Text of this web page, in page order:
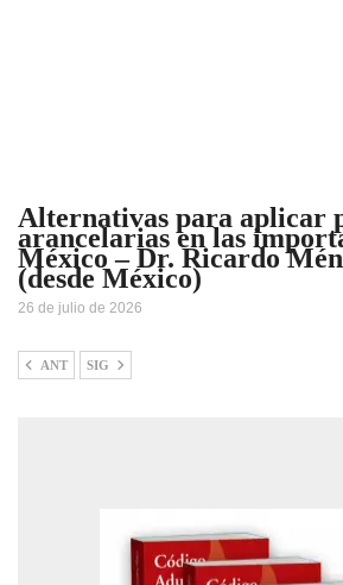
Alternativas para aplicar
arancelarias en las
México – Dr. Ricardo
(desde México)
26 de julio de 2026
ANT SIG